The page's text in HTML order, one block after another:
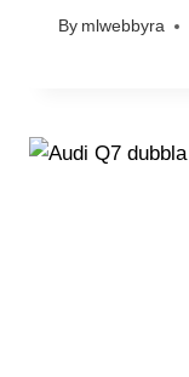
By mlwebbyra